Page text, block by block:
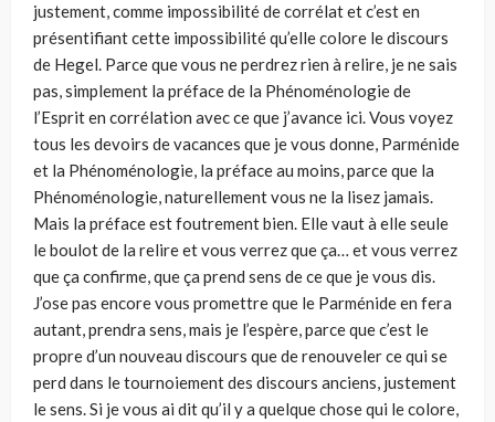
justement, comme impossibilité de corrélat et c’est en
présentifiant cette impossibilité qu’elle colore le discours
de Hegel. Parce que vous ne perdrez rien à relire, je ne sais
pas, simplement la préface de la Phénoménologie de
l’Esprit en corrélation avec ce que j’avance ici. Vous voyez
tous les devoirs de vacances que je vous donne, Parménide
et la Phénoménologie, la préface au moins, parce que la
Phénoménologie, naturellement vous ne la lisez jamais.
Mais la préface est foutrement bien. Elle vaut à elle seule
le boulot de la relire et vous verrez que ça… et vous verrez
que ça confirme, que ça prend sens de ce que je vous dis.
J’ose pas encore vous promettre que le Parménide en fera
autant, prendra sens, mais je l’espère, parce que c’est le
propre d’un nouveau discours que de renouveler ce qui se
perd dans le tournoiement des discours anciens, justement
le sens. Si je vous ai dit qu’il y a quelque chose qui le colore,